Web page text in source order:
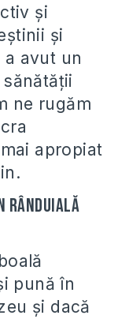
și
și
avut un
ne rugăm
apropiat
rânduială
pună în
și dacă